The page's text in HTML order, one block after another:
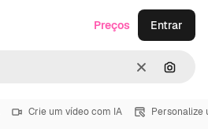
Limpar
Preços Entrar
Crie um vídeo com IA Personalize